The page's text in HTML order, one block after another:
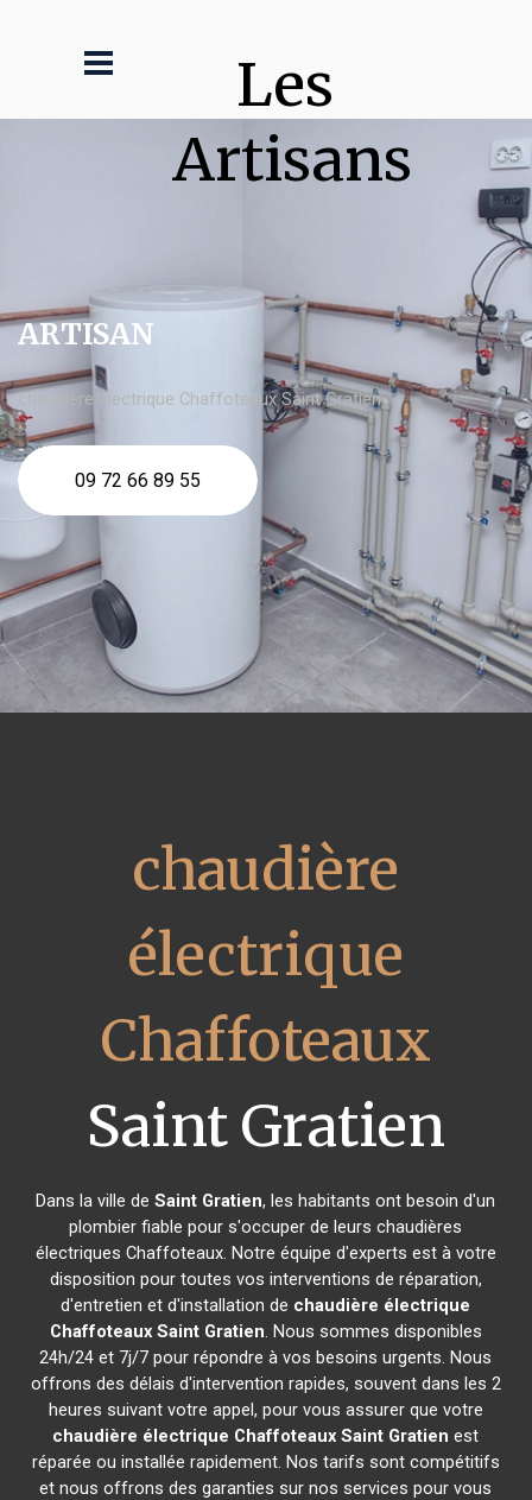
Les
Artisans
ARTISAN
chaudière électrique Chaffoteaux Saint Gratien
09 72 66 89 55
chaudière
électrique
Chaffoteaux
Saint Gratien
Dans la ville deSaint Gratien, les habitants ont besoin d'un
plombier fiable pour s'occuper de leurs chaudières
électriques Chaffoteaux. Notre équipe d'experts est à votre
disposition pour toutes vos interventions de réparation,
d'entretien et d'installation de chaudière électrique
Chaffoteaux Saint Gratien. Nous sommes disponibles
24h/24 et 7j/7 pour répondre à vos besoins urgents. Nous
offrons des délais d'intervention rapides, souvent dans les 2
heures suivant votre appel, pour vous assurer que votre
chaudière électrique Chaffoteaux Saint Gratien est
réparée ou installée rapidement. Nos tarifs sont compétitifs
et nous offrons des garanties sur nos services pour vous